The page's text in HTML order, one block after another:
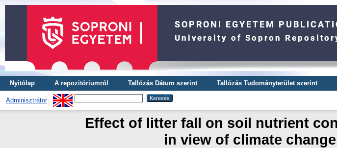
Nyitólap A repozitóriumról Tallózás Dátum szerint Tallózás Tudományterület szerint
Adminisztrátor
Effect of litter fall on soil nutrient
in view of climate